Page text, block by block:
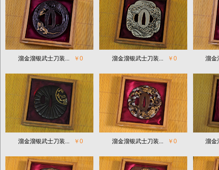
溜金溜银武士刀装... ￥0 溜金溜银武士刀装... ￥0 溜金
溜金溜银武士刀装... ￥0 溜金溜银武士刀装... ￥0 溜金